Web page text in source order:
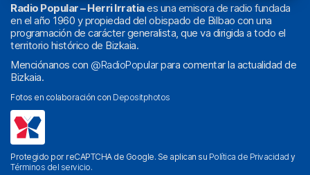
Radio Popular – Herri Irratiaes una emisora de radio fundada
en el año 1960 y propiedad del obispado de Bilbao con una
programación de carácter generalista, que va dirigida a todo el
territorio histórico de Bizkaia.
Menciónanos con @RadioPopularpara comentar la actualidad de
Bizkaia.
Fotos en colaboración con Depositphotos
Protegido por reCAPTCHA de Google. Se aplican su Política de Privacidad y
Términos del servicio.